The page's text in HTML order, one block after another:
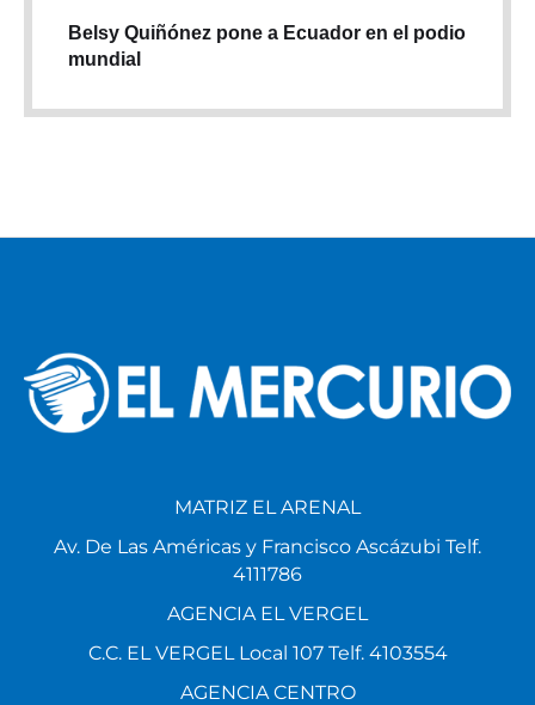
Belsy Quiñónez pone a Ecuador en el podio
mundial
MATRIZ EL ARENAL
Av. De Las Américas y Francisco Ascázubi Telf.
4111786
AGENCIA EL VERGEL
C.C. EL VERGEL Local 107 Telf. 4103554
AGENCIA CENTRO